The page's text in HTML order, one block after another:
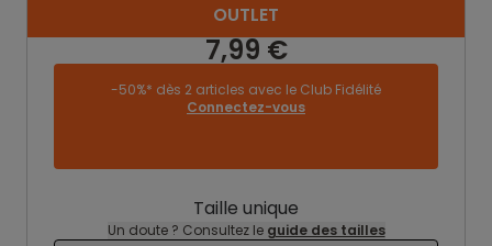
OUTLET
7,99 €
-50%* dès 2 articles avec le Club Fidélité
Connectez-vous
Taille unique
Un doute ? Consultez le guide des tailles